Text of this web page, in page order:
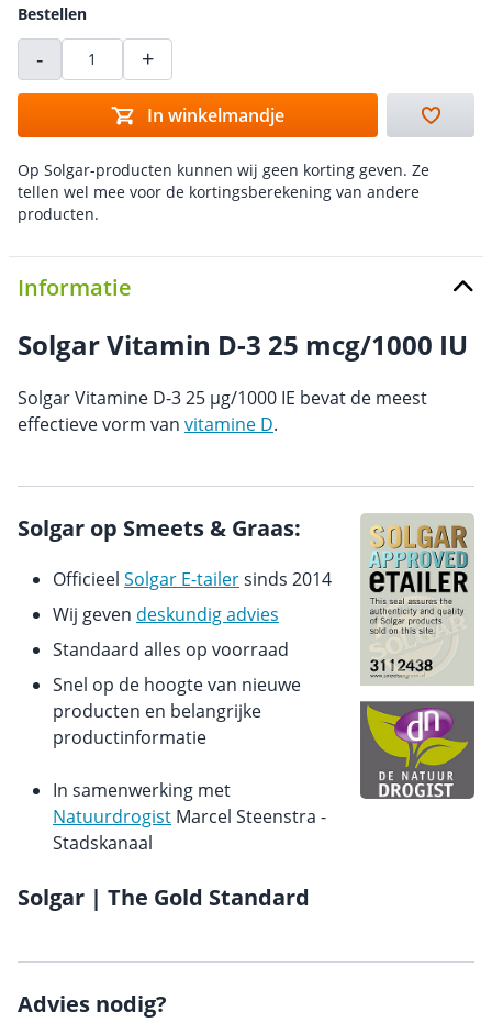
Bestellen
- +
In winkelmandje
Op Solgar-producten kunnen wij geen korting geven. Ze
tellen wel mee voor de kortingsberekening van andere
producten.
Informatie
Solgar Vitamin D-3 25 mcg/1000 IU
Solgar Vitamine D-3 25 µg/1000 IE bevat de meest
effectieve vorm van vitamine D.
Solgar op Smeets & Graas:
Officieel Solgar E-tailersinds 2014
Wij geven deskundig advies
Standaard alles op voorraad
Snel op de hoogte van nieuwe
producten en belangrijke
productinformatie
In samenwerking met
Natuurdrogist Marcel Steenstra -
Stadskanaal
Solgar | The Gold Standard
Advies nodig?